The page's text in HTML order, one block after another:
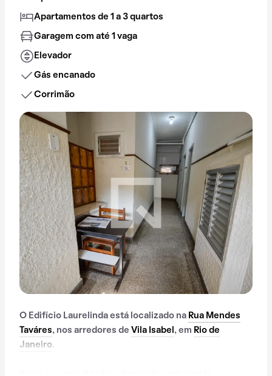
Apartamentos de 1 a 3 quartos
Garagem com até 1 vaga
Elevador
Gás encanado
Corrimão
O Edifício Laurelinda está localizado na Rua Mendes
Taváres, nos arredores de Vila Isabel , em Rio de
Janeiro.